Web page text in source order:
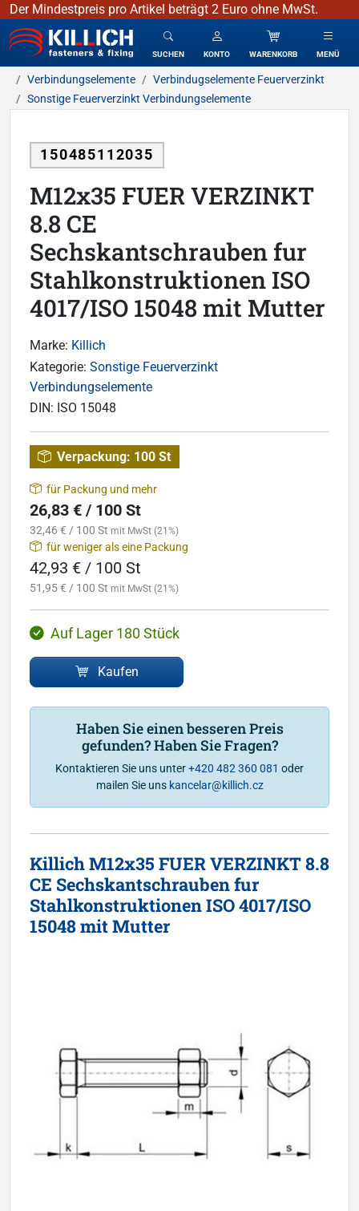
Der Mindestpreis pro Artikel beträgt 2 Euro ohne MwSt.
KILLICH - Verbindungselemente
SUCHEN KONTO WARENKORB MENÜ
Verbindungselemente
Verbindugselemente Feuerverzinkt
Sonstige Feuerverzinkt Verbindungselemente
150485112035
M12x35 FUER VERZINKT
8.8 CE
Sechskantschrauben fur
Stahlkonstruktionen ISO
4017/ISO 15048 mit Mutter
Marke: Killich
Kategorie: Sonstige Feuerverzinkt
Verbindungselemente
DIN: ISO 15048
Verpackung: 100 St
für Packung und mehr
26,83 € / 100 St
32,46 € / 100 St mit MwSt (21%)
für weniger als eine Packung
42,93 € / 100 St
51,95 € / 100 St mit MwSt (21%)
Auf Lager 180 Stück
Kaufen
Haben Sie einen besseren Preis
gefunden? Haben Sie Fragen?
Kontaktieren Sie uns unter+420 482 360 081 oder
mailen Sie uns kancelar@killich.cz
Killich M12x35 FUER VERZINKT 8.8
CE Sechskantschrauben fur
Stahlkonstruktionen ISO 4017/ISO
15048 mit Mutter